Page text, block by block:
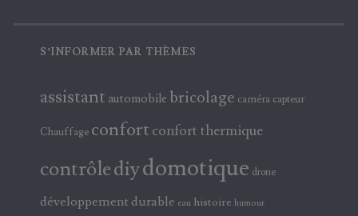
S’INFORMER PAR THÈMES
assistant automobile bricolage caméra capteur
Chauffage confort confort thermique
contrôlediydomotique drone
développement durable eau histoire humour